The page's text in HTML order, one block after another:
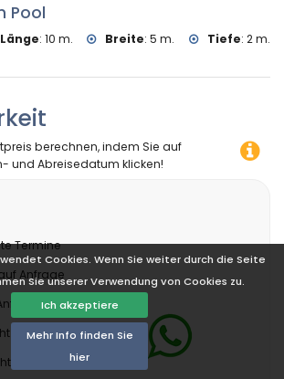
Cookies. Wenn Sie weiter durch die Seite
Sie unserer Verwendung von Cookies zu.
Ich akzeptiere
Mehr Info finden Sie
hier
Pool
Länge: 10 m. Breite:5 m. Tiefe: 2 m.
berechnen, indem Sie auf
und Abreisedatum klicken!
Termine
Anfrage
erlaubt
erlaubt